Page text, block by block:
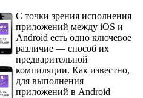
С точки зрения исполнения
приложений между iOS и
Android есть одно ключевое
различие — способ их
предварительной
компиляции. Как известно,
для выполнения
приложений в Android